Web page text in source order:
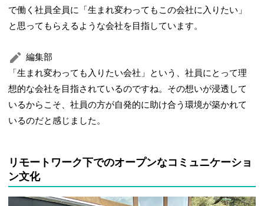
で働く社員全員に「生まれ変わってもこの会社に入りたい」
と思ってもらえるような会社を目指しています。
編集部
「生まれ変わっても入りたい会社」という、社員にとって理
想的な会社を目指されているのですね。その想いが浸透して
いるからこそ、社員の方が自発的に助け合う環境が築かれて
いるのだと感じました。
リモートワーク下でのオープンなコミュニケーショ
ン文化